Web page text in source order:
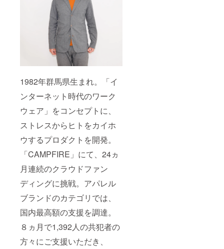
1982年群馬県生まれ。「イ
ンターネット時代のワーク
ウェア」をコンセプトに、
ストレスからヒトをカイホ
ウするプロダクトを開発。
「CAMPFIRE」にて、24ヵ
月連続のクラウドファン
ディングに挑戦。アパレル
ブランドのカテゴリでは、
国内最高額の支援を調達。
８ヵ月で1,392人の共犯者の
方々にご支援いただき、